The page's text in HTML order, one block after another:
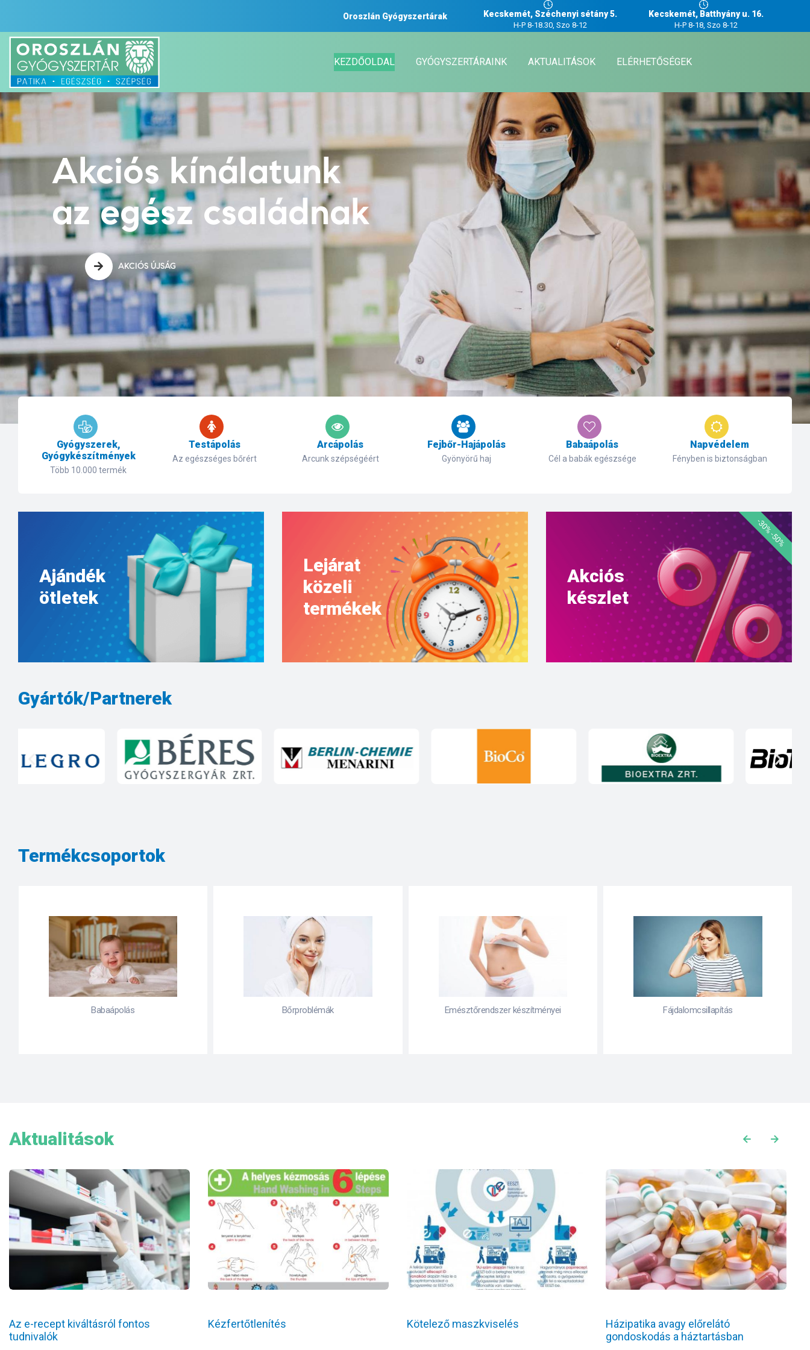
Oroszlán Gyógyszertárak Kecskemét, Széchenyi sétány 5.
H-P 8-18.30, Szo 8-12
Kecskemét, Batthyány u. 16.
H-P 8-18, Szo 8-12
KEZDŐOLDAL GYÓGYSZERTÁRAINK AKTUALITÁSOK ELÉRHETŐSÉGEK
AKCIÓS ÚJSÁG
Akciós kínálatunk
az egész családnak
Gyógyszerek,
Gyógykészítmények
Több 10.000 termék
Testápolás
Az egészséges bőrért
Arcápolás
Arcunk szépségéért
Fejbőr-Hajápolás
Gyönyörű haj
Babaápolás
Cél a babák egészsége
Napvédelem
Fényben is biztonságban
Ajándék
ötletek
Lejárat
közeli
termékek
Akciós
készlet
-30% -50%
Gyártók/Partnerek
Termékcsoportok
Bőrproblémák Emésztőrendszer készítményei Fájdalomcsillapítás Fogamzásgátlás
Aktualitások
Az e-recept kiváltásról fontos
tudnivalók
Kézfertőtlenítés Kötelező maszkviselés
Házipatika avagy előrelátó
gondoskodás a háztartásban